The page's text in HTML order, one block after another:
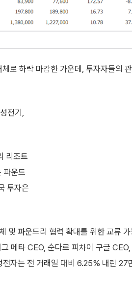
로 하락 마감한 가운데, 투자자들의
전기,
리조트
파운드
투자은
및 파운드리 협력 확대를 위한 교류 가
메타 CEO, 순다르 피차이 구글 CEO,
전자는 전 거래일 대비 6.25% 내린 27